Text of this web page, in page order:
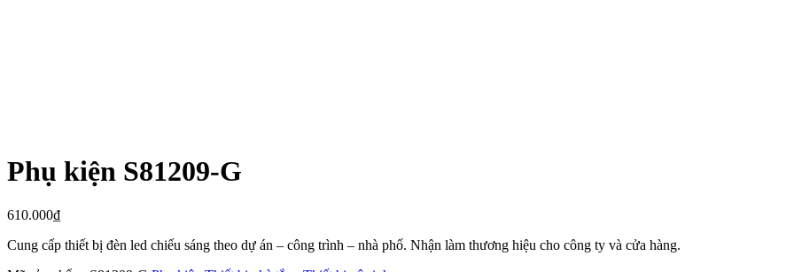
Phụ kiện S81209-G
610.000₫
Cung cấp thiết bị đèn led chiếu sáng theo dự án – công trình – nhà phố. Nhận làm thương hiệu cho công ty và cửa hàng.